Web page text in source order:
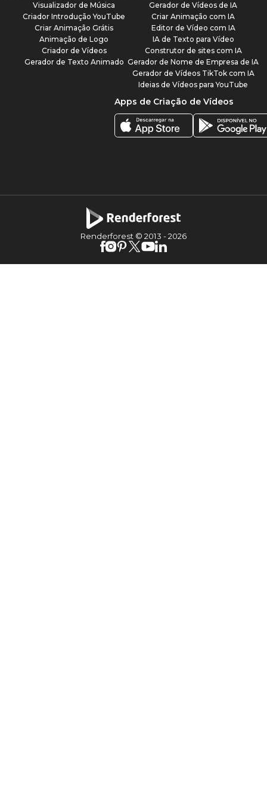
Visualizador de Música
Criador Introdução YouTube
Criar Animação Grátis
Animação de Logo
Criador de Vídeos
Gerador de Texto Animado
Gerador de Vídeos de IA
Criar Animação com IA
Editor de Vídeo com IA
IA de Texto para Vídeo
Construtor de sites com IA
Gerador de Nome de Empresa de IA
Gerador de Vídeos TikTok com IA
Ideias de Vídeos para YouTube
Apps de Criação de Vídeos
Renderforest © 2013 -2026